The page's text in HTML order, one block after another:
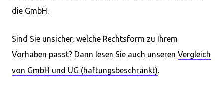
die GmbH.
Sind Sie unsicher, welche Rechtsform zu Ihrem
Vorhaben passt? Dann lesen Sie auch unseren Vergleich
von GmbH und UG (haftungsbeschränkt).